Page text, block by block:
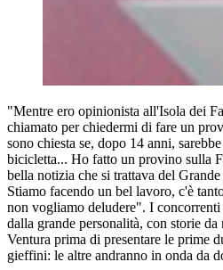
"Mentre ero opinionista all'Isola dei
chiamato per chiedermi di fare un
sono chiesta se, dopo 14 anni,
bicicletta... Ho fatto un provino sulla
bella notizia che si trattava del
Stiamo facendo un bel lavoro, c'è
non vogliamo deludere". I
dalla grande personalità, con storie
Ventura prima di presentare le prime
gieffini: le altre andranno in onda da